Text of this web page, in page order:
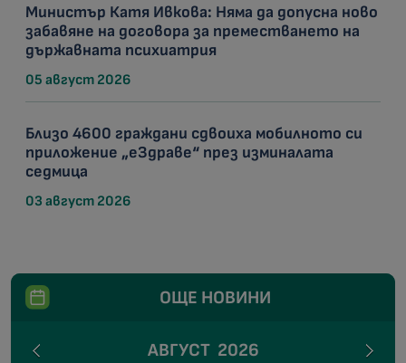
Министър Катя Ивкова: Няма да допусна ново
забавяне на договора за преместването на
държавната психиатрия
05 август 2026
Близо 4600 граждани сдвоиха мобилното си
приложение „еЗдраве“ през изминалата
седмица
03 август 2026
ОЩЕ НОВИНИ
АВГУСТ 2026